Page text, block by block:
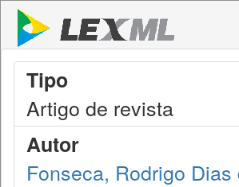
Tipo
Artigo de revista
Autor
Fonseca, Rodrigo Dias